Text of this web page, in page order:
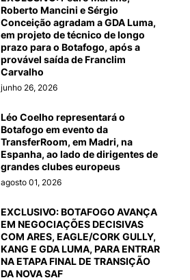
Roberto Mancini e Sérgio
Conceição agradam a GDA Luma,
em projeto de técnico de longo
prazo para o Botafogo, após a
provável saída de Franclim
Carvalho
junho 26, 2026
Léo Coelho representará o
Botafogo em evento da
TransferRoom, em Madri, na
Espanha, ao lado de dirigentes de
grandes clubes europeus
agosto 01, 2026
EXCLUSIVO: BOTAFOGO AVANÇA
EM NEGOCIAÇÕES DECISIVAS
COM ARES, EAGLE/CORK GULLY,
KANG E GDA LUMA, PARA ENTRAR
NA ETAPA FINAL DE TRANSIÇÃO
DA NOVA SAF